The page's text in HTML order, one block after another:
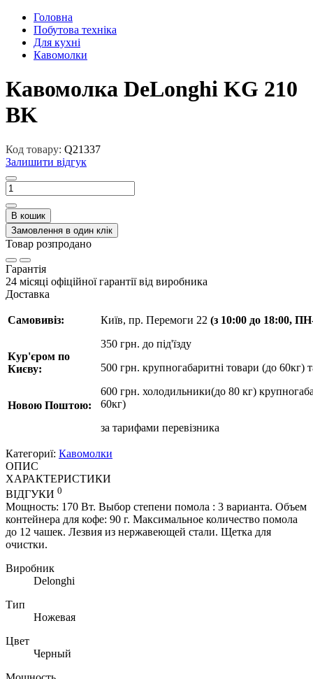
Головна
Побутова техніка
Для кухні
Кавомолки
Кавомолка DeLonghi KG 210
BK
Код товару: Q21337
Залишити відгук
В кошик
Замовлення в один клік
Товар розпродано
Гарантія
24 місяці офіційної гарантії від виробника
Доставка
Самовивіз:
Кур'єром по
Києву:
Новою Поштою:
Київ, пр. Перемоги 22 (з 10:00 до 18:00,
350 грн. до під'їзду
500 грн. крупногабаритні товари (до 60кг)
600 грн. холодильники(до 80 кг)
60кг)
за тарифами перевізника
Категориї: Кавомолки
ОПИС
ХАРАКТЕРИСТИКИ
ВІДГУКИ 0
Мощность: 170 Вт. Выбор степени помола : 3 варианта. Объем
контейнера для кофе: 90 г. Максимальное количество помола
до 12 чашек. Лезвия из нержавеющей стали. Щетка для
очистки.
Виробник
Delonghi
Тип
Ножевая
Цвет
Черный